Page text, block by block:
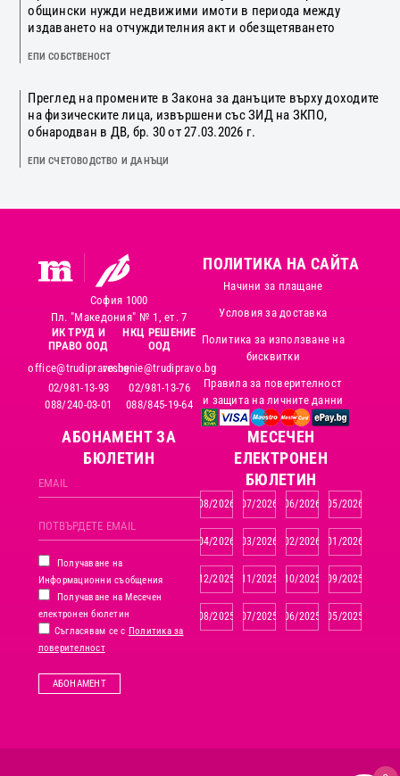
общински нужди недвижими имоти в периода между
издаването на отчуждителния акт и обезщетяването
ЕПИ СОБСТВЕНОСТ
Преглед на промените в Закона за данъците върху доходите
на физическите лица, извършени със ЗИД на ЗКПО,
обнародван в ДВ, бр. 30 от 27.03.2026 г.
ЕПИ СЧЕТОВОДСТВО И ДАНЪЦИ
София 1000
Пл. "Македония" № 1, ет. 7
ИК ТРУД И
ПРАВО ООД
office@trudipravo.bg
02/981-13-93
088/240-03-01
НКЦ РЕШЕНИЕ
ООД
reshenie@trudipravo.bg
02/981-13-76
088/845-19-64
ПОЛИТИКА НА САЙТА
Начини за плащане
Условия за доставка
Политика за използване на
бисквитки
Правила за поверителност
и защита на личните данни
АБОНАМЕНТ ЗА
БЮЛЕТИН
Получаване на
Информационни съобщения
Получаване на Месечен
електронен бюлетин
Съгласявам се с Политика за
поверителност
АБОНАМЕНТ
MЕСЕЧЕН
ЕЛЕКТРОНЕН
БЮЛЕТИН
08/2026 07/2026 06/2026 05/2026
04/2026 03/2026 02/2026 01/2026
12/2025 11/2025 10/2025 09/2025
08/2025 07/2025 06/2025 05/2025